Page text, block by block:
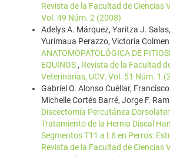
Revista de la Facultad de Ciencias
Vol. 49 Núm. 2 (2008)
Adelys A. Márquez, Yaritza J.
Yurimaua Perazzo, Victoria
ANATOMOPATOLÓGICA DE
EQUINOS , Revista de la Facultad
Veterinarias, UCV: Vol. 51 Núm. 1
Gabriel O. Alonso Cuéllar,
Michelle Cortés Barré, Jorge F.
Discectomía Percutánea
Tratamiento de la Hernia Discal
Segmentos T11 a L6 en Perros:
Revista de la Facultad de Ciencias